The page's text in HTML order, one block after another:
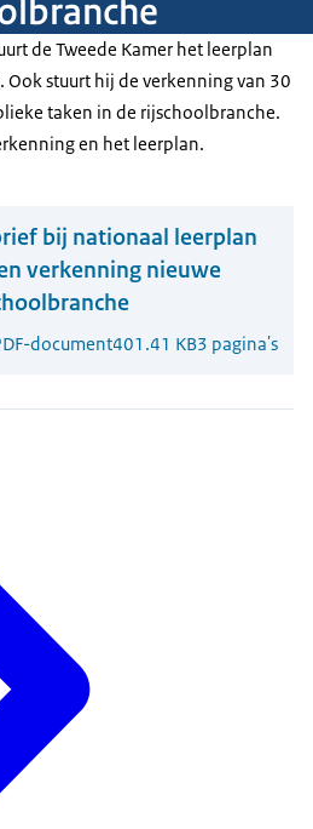
de Tweede Kamer het leerplan
stuurt hij de verkenning van 30
taken in de rijschoolbranche.
en het leerplan.
bij nationaal leerplan
verkenning nieuwe
document401.41 KB3 pagina's